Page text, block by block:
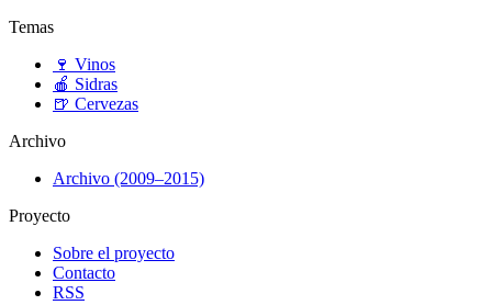
Temas
🍷 Vinos
🍎 Sidras
🍺 Cervezas
Archivo
Archivo (2009–2015)
Proyecto
Sobre el proyecto
Contacto
RSS